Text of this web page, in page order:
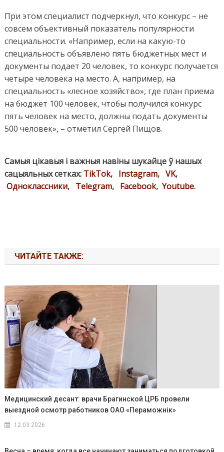
При этом специалист подчеркнул, что конкурс – не
совсем объективный показатель популярности
специальности. «Например, если на какую-то
специальность объявлено пять бюджетных мест и
документы подает 20 человек, то конкурс получается
четыре человека на место. А, например, на
специальность «лесное хозяйство», где план приема
на бюджет 100 человек, чтобы получился конкурс
пять человек на место, должны подать документы
500 человек», – отметил Сергей Пищов.
Самыя цікавыя і важныя навіны шукайце ў нашых
сацыяльных сетках: TikTok, Instagram, VK,
Одноклассники, Telegram, Facebook, Youtube.
ЧИТАЙТЕ ТАКЖЕ:
Медицинский десант: врачи Брагинской ЦРБ провели
выездной осмотр работников ОАО «Пераможнік»
12.03.2026